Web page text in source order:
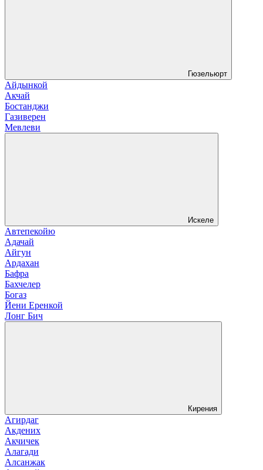
Гюзельюрт
Айдынкой
Акчай
Бостанджи
Газиверен
Мевлеви
Искеле
Автепекойю
Адачай
Айгун
Ардахан
Бафра
Бахчелер
Богаз
Йени Еренкой
Лонг Бич
Кирения
Агирдаг
Акдених
Акчичек
Алагади
Алсанжак